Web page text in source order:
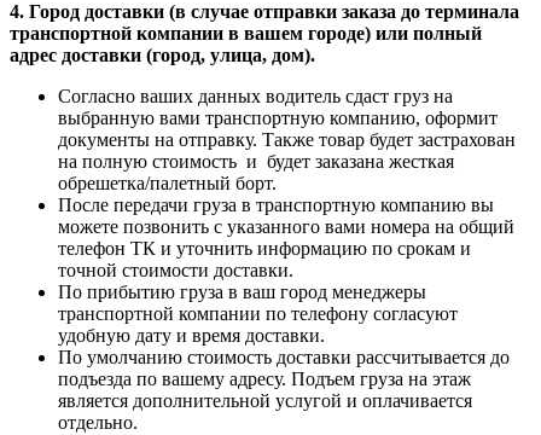
4. Город доставки (в случае отправки заказа до терминала
транспортной компании в вашем городе) или полный
адрес доставки (город, улица, дом).
Согласно ваших данных водитель сдаст груз на
выбранную вами транспортную компанию, оформит
документы на отправку. Также товар будет застрахован
на полную стоимость и будет заказана жесткая
обрешетка/палетный борт.
После передачи груза в транспортную компанию вы
можете позвонить с указанного вами номера на общий
телефон ТК и уточнить информацию по срокам и
точной стоимости доставки.
По прибытию груза в ваш город менеджеры
транспортной компании по телефону согласуют
удобную дату и время доставки.
По умолчанию стоимость доставки рассчитывается до
подъезда по вашему адресу. Подъем груза на этаж
является дополнительной услугой и оплачивается
отдельно.